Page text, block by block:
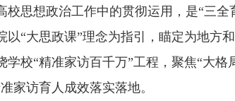
思想政治工作中的贯彻运用，是“三全
“大思政课”理念为指引，瞄定为地方
校“精准家访百千万”工程，聚焦“大格
家访育人成效落实落地。